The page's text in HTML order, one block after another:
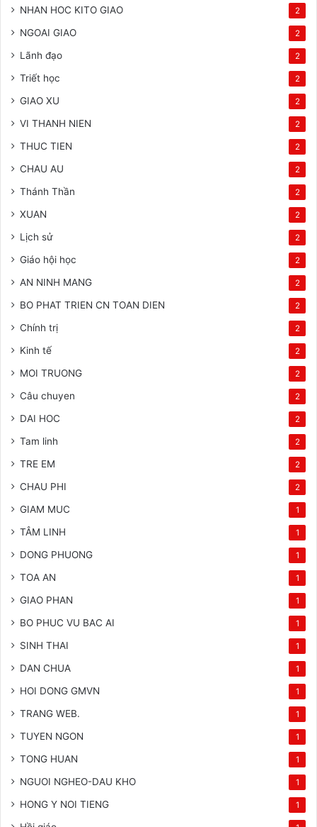
NHAN HOC KITO GIAO 2
NGOAI GIAO 2
Lãnh đạo 2
Triết học 2
GIAO XU 2
VI THANH NIEN 2
THUC TIEN 2
CHAU AU 2
Thánh Thần 2
XUAN 2
Lịch sử 2
Giáo hội học 2
AN NINH MANG 2
BO PHAT TRIEN CN TOAN DIEN 2
Chính trị 2
Kinh tế 2
MOI TRUONG 2
Câu chuyen 2
DAI HOC 2
Tam linh 2
TRE EM 2
CHAU PHI 2
GIAM MUC 1
TÂM LINH 1
DONG PHUONG 1
TOA AN 1
GIAO PHAN 1
BO PHUC VU BAC AI 1
SINH THAI 1
DAN CHUA 1
HOI DONG GMVN 1
TRANG WEB. 1
TUYEN NGON 1
TONG HUAN 1
NGUOI NGHEO-DAU KHO 1
HONG Y NOI TIENG 1